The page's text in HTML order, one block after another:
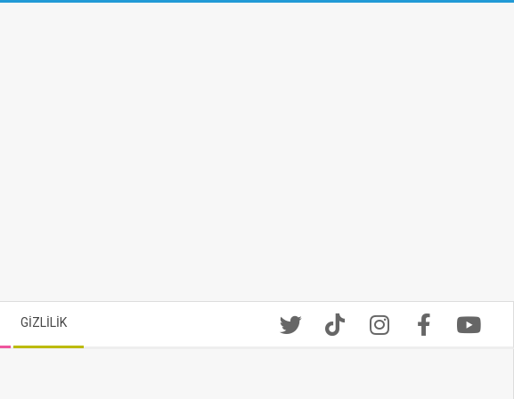
GİZLİLİK